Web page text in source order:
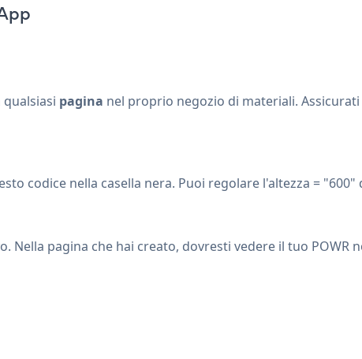
qualsiasi pagina nel proprio negozio di materiali.
codice nella casella nera. Puoi regolare l'altezza =
Nella pagina che hai creato, dovresti vedere il tuo POWR